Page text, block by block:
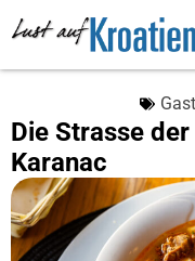
Die Strasse
Karanac